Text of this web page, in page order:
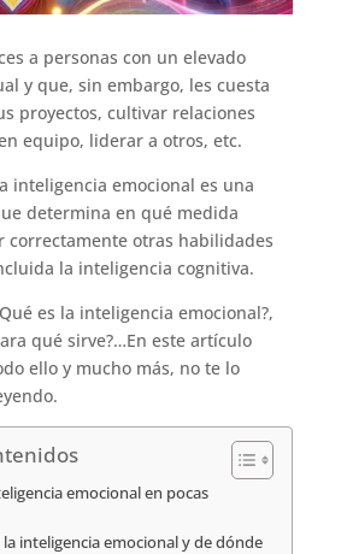
a personas con un elevado
y que, sin embargo, les cuesta
proyectos, cultivar relaciones
equipo, liderar a otros, etc.
inteligencia emocional es una
determina en qué medida
correctamente otras habilidades
la inteligencia cognitiva.
es la inteligencia emocional?,
qué sirve?…En este artículo
ello y mucho más, no te lo
emocional en pocas
la inteligencia emocional y de dónde